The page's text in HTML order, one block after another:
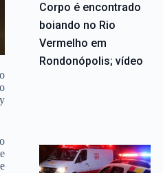
Corpo é encontrado
boiando no Rio
Vermelho em
Rondonópolis; vídeo